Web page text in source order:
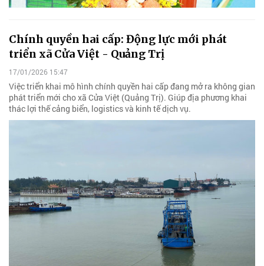
Chính quyền hai cấp: Động lực mới phát
triển xã Cửa Việt - Quảng Trị
17/01/2026 15:47
Việc triển khai mô hình chính quyền hai cấp đang mở ra không gian
phát triển mới cho xã Cửa Việt (Quảng Trị). Giúp địa phương khai
thác lợi thế cảng biển, logistics và kinh tế dịch vụ.